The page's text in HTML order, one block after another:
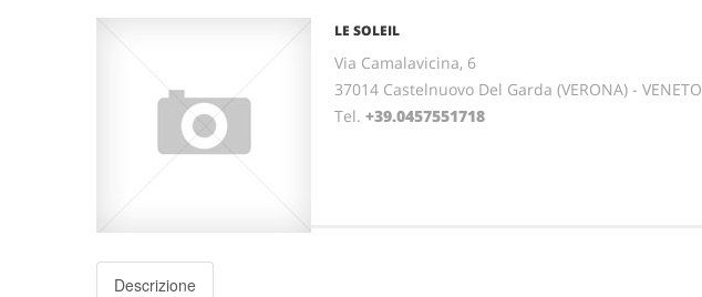
LE SOLEIL
Via Camalavicina, 6
37014 Castelnuovo Del Garda (VERONA) - VENETO
Tel. +39.0457551718
Descrizione